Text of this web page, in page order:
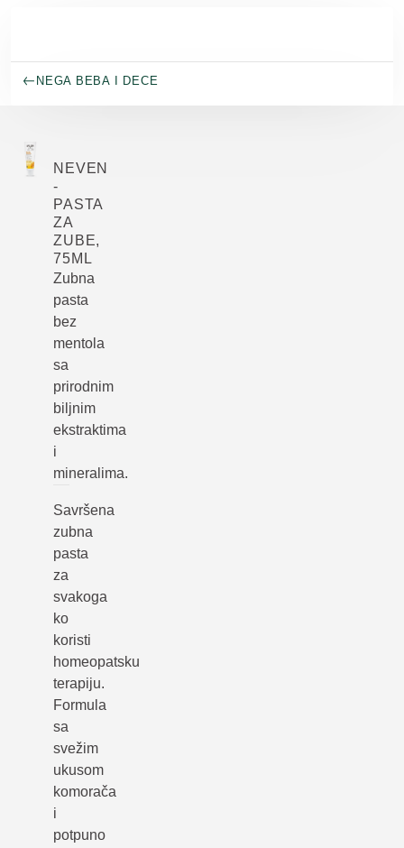
NEGA BEBA I DECE
NEVEN
-
PASTA
ZA
ZUBE,
75ML
Zubna
pasta
bez
mentola
sa
prirodnim
biljnim
ekstraktima
i
mineralima.
Savršena
zubna
pasta
za
svakoga
ko
koristi
homeopatsku
terapiju.
Formula
sa
svežim
ukusom
komorača
i
potpuno